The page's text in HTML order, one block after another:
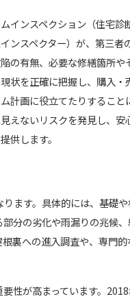
インスペクション（住宅
ンスペクター）が、第三
の有無、必要な修繕箇所
状を正確に把握し、購入
計画に役立てたりすること
えないリスクを発見し、
供します。
ます。具体的には、基礎
分の劣化や雨漏りの兆候
裏への進入調査や、専門
性が高まっています。